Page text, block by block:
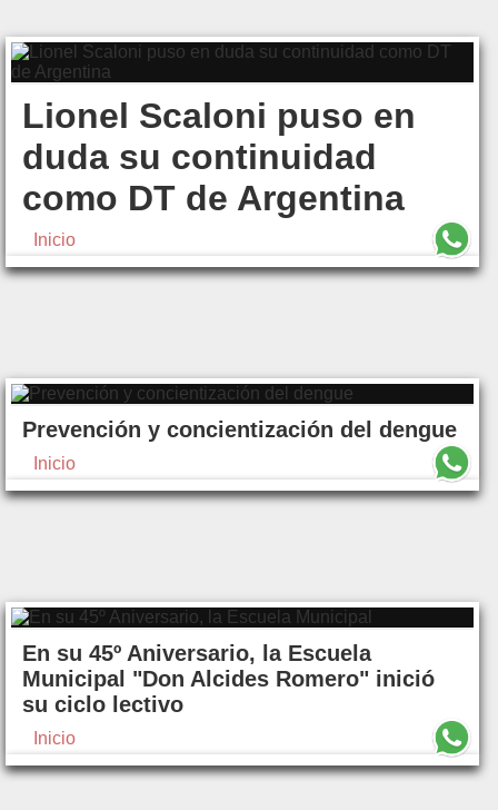
Lionel Scaloni puso en
duda su continuidad
como DT de Argentina
Inicio
Prevención y concientización del dengue
Inicio
En su 45º Aniversario, la Escuela
Municipal "Don Alcides Romero" inició
su ciclo lectivo
Inicio